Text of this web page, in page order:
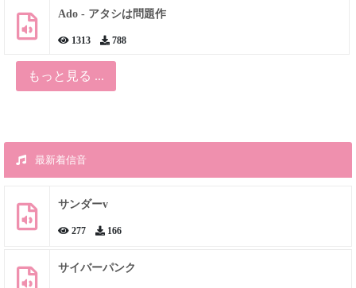
Ado - アタシは問題作
1313 788
もっと見る ...
最新着信音
サンダーv
277 166
サイバーパンク